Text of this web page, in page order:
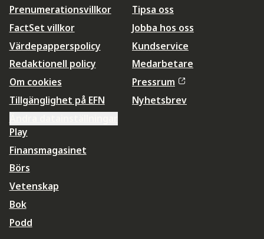
Prenumerationsvillkor
FactSet villkor
Värdepapperspolicy
Redaktionell policy
Om cookies
Tillgänglighet på EFN
Tipsa oss
Jobba hos oss
Kundservice
Medarbetare
Pressrum
Nyhetsbrev
Play
Finansmagasinet
Börs
Vetenskap
Bok
Podd